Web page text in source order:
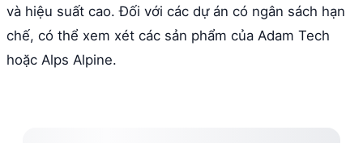
và hiệu suất cao. Đối với các dự án có ngân sách hạn
chế, có thể xem xét các sản phẩm của Adam Tech
hoặc Alps Alpine.